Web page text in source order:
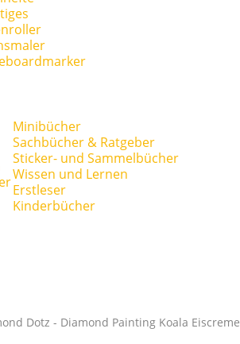
Minibücher
Sachbücher & Ratgeber
Sticker- und Sammelbücher
Wissen und Lernen
Erstleser
Kinderbücher
Dotz - Diamond Painting Koala Eiscreme